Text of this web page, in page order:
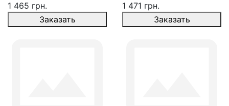
1 465 грн.
Заказать
1 471 грн.
Заказать